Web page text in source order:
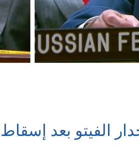
الفيتو بعد